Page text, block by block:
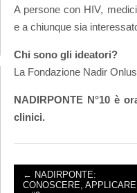
A persone con HIV,
e a chiunque sia
Chi sono gli ideatori?
La Fondazione Nadir
NADIRPONTE N°10 è
clinici.
← NADIRPONTE:
CONOSCERE, APPLICARE